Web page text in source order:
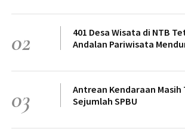
02
401 Desa Wisata di NTB
Andalan Pariwisata
03
Antrean Kendaraan Masih
Sejumlah SPBU